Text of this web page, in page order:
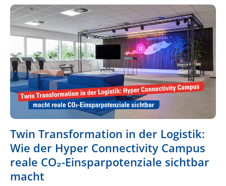
Twin Transformation in der Logistik:
Wie der Hyper Connectivity Campus
reale CO₂-Einsparpotenziale sichtbar
macht